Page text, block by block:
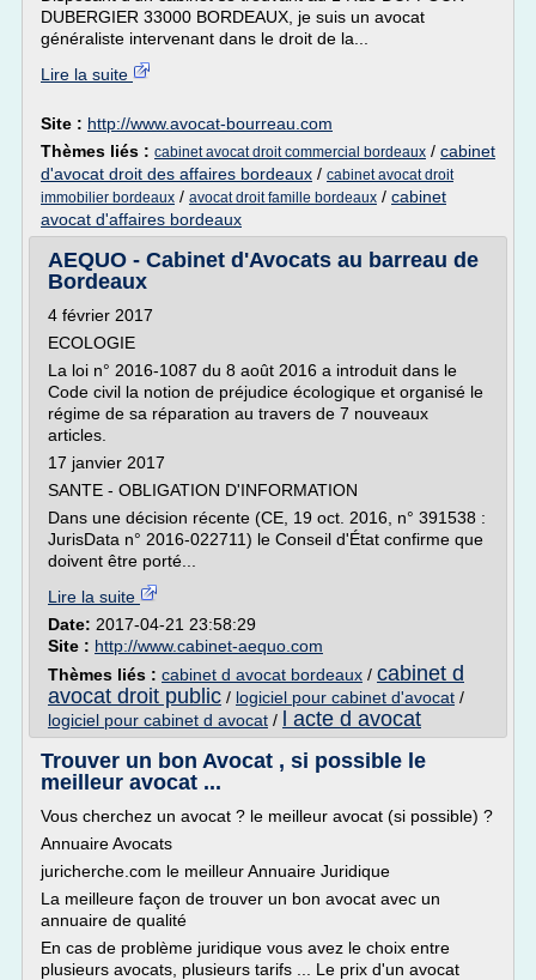
DUBERGIER 33000 BORDEAUX, je suis un avocat
généraliste intervenant dans le droit de la...
Lire la suite
Site : http://www.avocat-bourreau.com
Thèmes liés : cabinet avocat droit commercial bordeaux / cabinet
d'avocat droit des affaires bordeaux / cabinet avocat droit
immobilier bordeaux / avocat droit famille bordeaux / cabinet
avocat d'affaires bordeaux
AEQUO - Cabinet d'Avocats au barreau de
Bordeaux
4 février 2017
ECOLOGIE
La loi n° 2016-1087 du 8 août 2016 a introduit dans le
Code civil la notion de préjudice écologique et organisé le
régime de sa réparation au travers de 7 nouveaux
articles.
17 janvier 2017
SANTE - OBLIGATION D'INFORMATION
Dans une décision récente (CE, 19 oct. 2016, n° 391538 :
JurisData n° 2016-022711) le Conseil d'État confirme que
doivent être porté...
Lire la suite
Date: 2017-04-21 23:58:29
Site : http://www.cabinet-aequo.com
Thèmes liés : cabinet d avocat bordeaux / cabinet d
avocat droit public / logiciel pour cabinet d'avocat /
logiciel pour cabinet d avocat /
l acte d avocat
Trouver un bon Avocat , si possible le
meilleur avocat ...
Vous cherchez un avocat ? le meilleur avocat (si possible) ?
Annuaire Avocats
juricherche.com le meilleur Annuaire Juridique
La meilleure façon de trouver un bon avocat avec un
annuaire de qualité
En cas de problème juridique vous avez le choix entre
plusieurs avocats, plusieurs tarifs ... Le prix d'un avocat